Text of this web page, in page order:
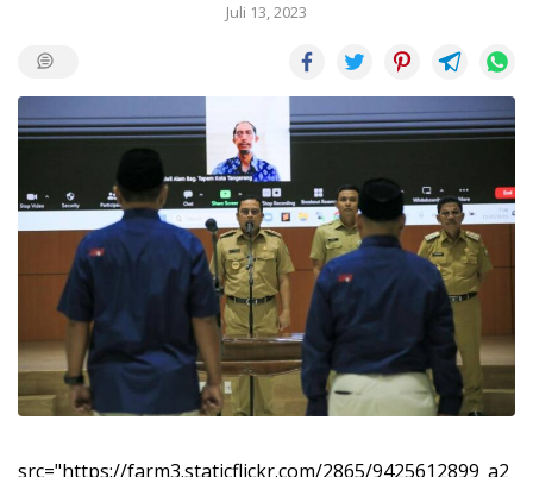
Juli 13, 2023
src="https://farm3.staticflickr.com/2865/9425612899_a2